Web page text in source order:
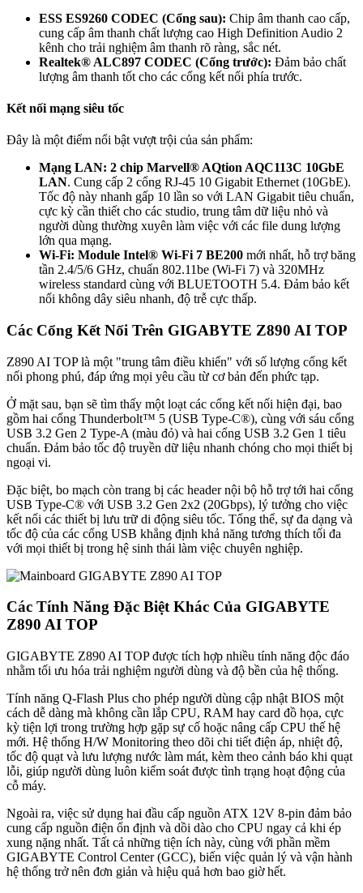
ESS ES9260 CODEC (Cổng sau): Chip âm thanh cao cấp,
cung cấp âm thanh chất lượng cao High Definition Audio 2
kênh cho trải nghiệm âm thanh rõ ràng, sắc nét.
Realtek® ALC897 CODEC (Cổng trước): Đảm bảo chất
lượng âm thanh tốt cho các cổng kết nối phía trước.
Kết nối mạng siêu tốc
Đây là một điểm nổi bật vượt trội của sản phẩm:
Mạng LAN: 2 chip Marvell® AQtion AQC113C 10GbE
LAN. Cung cấp 2 cổng RJ-45 10 Gigabit Ethernet (10GbE).
Tốc độ này nhanh gấp 10 lần so với LAN Gigabit tiêu chuẩn,
cực kỳ cần thiết cho các studio, trung tâm dữ liệu nhỏ và
người dùng thường xuyên làm việc với các file dung lượng
lớn qua mạng.
Wi-Fi: Module Intel® Wi-Fi 7 BE200 mới nhất, hỗ trợ băng
tần 2.4/5/6 GHz, chuẩn 802.11be (Wi-Fi 7) và 320MHz
wireless standard cùng với BLUETOOTH 5.4. Đảm bảo kết
nối không dây siêu nhanh, độ trễ cực thấp.
Các Cổng Kết Nối Trên GIGABYTE Z890 AI TOP
Z890 AI TOP là một "trung tâm điều khiển" với số lượng cổng kết
nối phong phú, đáp ứng mọi yêu cầu từ cơ bản đến phức tạp.
Ở mặt sau, bạn sẽ tìm thấy một loạt các cổng kết nối hiện đại, bao
gồm hai cổng Thunderbolt™ 5 (USB Type-C®), cùng với sáu cổng
USB 3.2 Gen 2 Type-A (màu đỏ) và hai cổng USB 3.2 Gen 1 tiêu
chuẩn. Đảm bảo tốc độ truyền dữ liệu nhanh chóng cho mọi thiết bị
ngoại vi.
Đặc biệt, bo mạch còn trang bị các header nội bộ hỗ trợ tới hai cổng
USB Type-C® với USB 3.2 Gen 2x2 (20Gbps), lý tưởng cho việc
kết nối các thiết bị lưu trữ di động siêu tốc. Tổng thể, sự đa dạng và
tốc độ của các cổng USB khẳng định khả năng tương thích tối đa
với mọi thiết bị trong hệ sinh thái làm việc chuyên nghiệp.
Các Tính Năng Đặc Biệt Khác Của GIGABYTE
Z890 AI TOP
GIGABYTE Z890 AI TOP được tích hợp nhiều tính năng độc đáo
nhằm tối ưu hóa trải nghiệm người dùng và độ bền của hệ thống.
Tính năng Q-Flash Plus cho phép người dùng cập nhật BIOS một
cách dễ dàng mà không cần lắp CPU, RAM hay card đồ họa, cực
kỳ tiện lợi trong trường hợp gặp sự cố hoặc nâng cấp CPU thế hệ
mới. Hệ thống H/W Monitoring theo dõi chi tiết điện áp, nhiệt độ,
tốc độ quạt và lưu lượng nước làm mát, kèm theo cảnh báo khi quạt
lỗi, giúp người dùng luôn kiểm soát được tình trạng hoạt động của
cỗ máy.
Ngoài ra, việc sử dụng hai đầu cấp nguồn ATX 12V 8-pin đảm bảo
cung cấp nguồn điện ổn định và dồi dào cho CPU ngay cả khi ép
xung nặng nhất. Tất cả những tiện ích này, cùng với phần mềm
GIGABYTE Control Center (GCC), biến việc quản lý và vận hành
hệ thống trở nên đơn giản và hiệu quả hơn bao giờ hết.